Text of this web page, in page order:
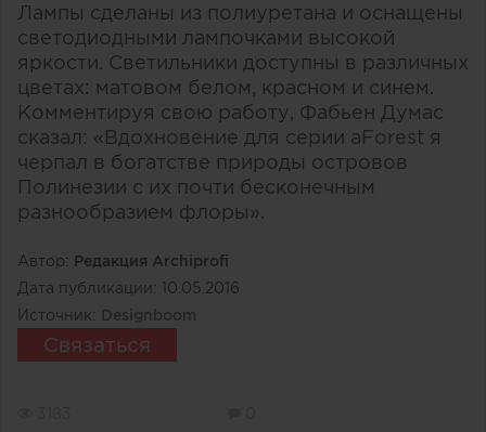
Лампы сделаны из полиуретана и оснащены
светодиодными лампочками высокой
яркости. Светильники доступны в различных
цветах: матовом белом, красном и синем.
Комментируя свою работу, Фабьен Думас
сказал: «Вдохновение для серии aForest я
черпал в богатстве природы островов
Полинезии с их почти бесконечным
разнообразием флоры».
Автор: Редакция Archiprofi
Дата публикации: 10.05.2016
Источник: Designboom
Связаться